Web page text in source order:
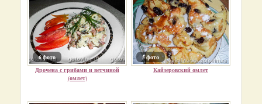
6 фото
Дрочена с грибами и ветчиной
(омлет)
5 фото
Кайзеровский омлет